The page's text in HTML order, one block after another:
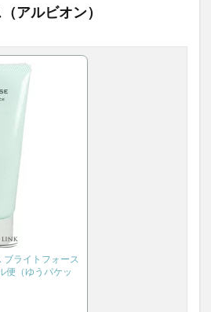
アルビオン）
ブライトフォース
便（ゆうパケッ